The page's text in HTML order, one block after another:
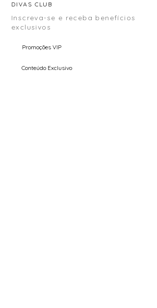
DIVAS CLUB
Inscreva-se e receba benefícios
exclusivos
Promoções VIP
Conteúdo Exclusivo